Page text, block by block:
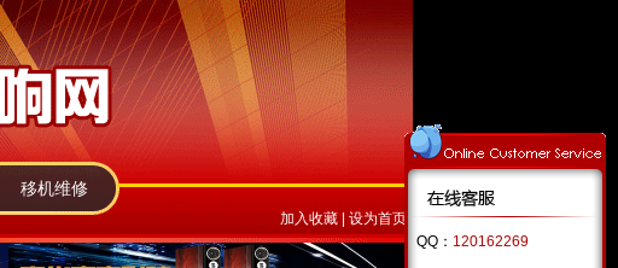
移机维修
加入收藏 设为首页
QQ： 120162269